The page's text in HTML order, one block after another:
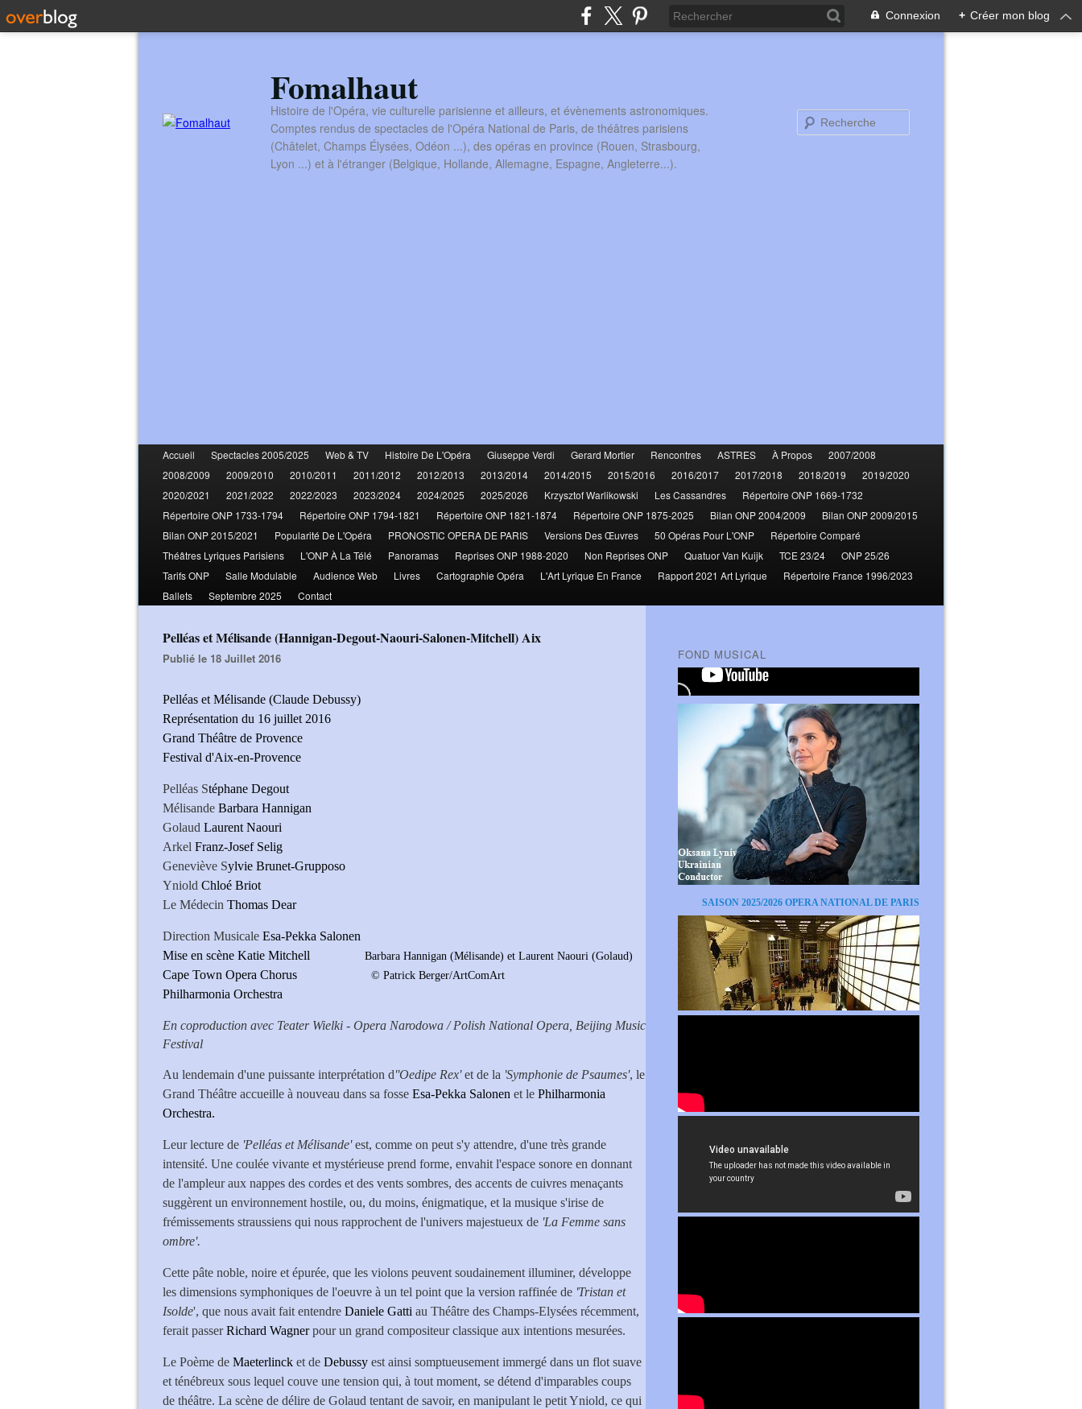
Connexion + Créer mon blog
Fomalhaut
Histoire de l'Opéra, vie culturelle parisienne et ailleurs, et évènements astronomiques.
Comptes rendus de spectacles de l'Opéra National de Paris, de théâtres parisiens
(Châtelet, Champs Élysées, Odéon ...), des opéras en province (Rouen, Strasbourg,
Lyon ...) et à l'étranger (Belgique, Hollande, Allemagne, Espagne, Angleterre...).
Accueil Spectacles 2005/2025 Web & TV Histoire De L'Opéra Giuseppe Verdi Gerard Mortier Rencontres ASTRES À Propos
2007/2008
2008/2009
2009/2010 2010/2011 2011/2012 2012/2013 2013/2014 2014/2015 2015/2016 2016/2017 2017/2018 2018/2019
2019/2020
2020/2021
2021/2022 2022/2023 2023/2024 2024/2025 2025/2026 Krzysztof Warlikowski Les Cassandres
Répertoire ONP 1669-1732
Répertoire ONP 1733-1794
Répertoire ONP 1794-1821 Répertoire ONP 1821-1874 Répertoire ONP 1875-2025 Bilan ONP 2004/2009
Bilan ONP 2009/2015
Bilan ONP 2015/2021
Popularité De L'Opéra PRONOSTIC OPERA DE PARIS Versions Des Œuvres 50 Opéras Pour L'ONP
Répertoire Comparé
Théâtres Lyriques Parisiens
L'ONP À La Télé Panoramas Reprises ONP 1988-2020 Non Reprises ONP Quatuor Van Kuijk TCE 23/24
ONP 25/26
Tarifs ONP
Salle Modulable Audience Web Livres Cartographie Opéra L'Art Lyrique En France Rapport 2021 Art Lyrique
Répertoire France 1996/2023
Ballets
Septembre 2025 Contact
Pelléas et Mélisande (Hannigan-Degout-Naouri-Salonen-Mitchell) Aix
Publié le 18 Juillet 2016
Pelléas et Mélisande (Claude Debussy)
Représentation du 16 juillet 2016
Grand Théâtre de Provence
Festival d'Aix-en-Provence
Pelléas Stéphane Degout
Mélisande Barbara Hannigan
Golaud Laurent Naouri
Arkel Franz-Josef Selig
Geneviève Sylvie Brunet-Grupposo
Yniold Chloé Briot
Le Médecin Thomas Dear
Direction Musicale Esa-Pekka Salonen
Mise en scène Katie Mitchell Barbara Hannigan (Mélisande) et Laurent Naouri (Golaud)
Cape Town Opera Chorus © Patrick Berger/ArtComArt
Philharmonia Orchestra
En coproduction avec Teater Wielki - Opera Narodowa / Polish National Opera, Beijing Music
Festival
Au lendemain d'une puissante interprétation d''Oedipe Rex'et de la 'Symphonie de Psaumes', le
Grand Théâtre accueille à nouveau dans sa fosse Esa-Pekka Salonen et le Philharmonia
Orchestra.
Leur lecture de 'Pelléas et Mélisande'est, comme on peut s'y attendre, d'une très grande
intensité. Une coulée vivante et mystérieuse prend forme, envahit l'espace sonore en donnant
de l'ampleur aux nappes des cordes et des vents sombres, des accents de cuivres menaçants
suggèrent un environnement hostile, ou, du moins, énigmatique, et la musique s'irise de
frémissements straussiens qui nous rapprochent de l'univers majestueux de 'La Femme sans
ombre'.
Cette pâte noble, noire et épurée, que les violons peuvent soudainement illuminer, développe
les dimensions symphoniques de l'oeuvre à un tel point que la version raffinée de 'Tristan et
Isolde', que nous avait fait entendre Daniele Gatti au Théâtre des Champs-Elysées récemment,
ferait passerRichard Wagnerpour un grand compositeur classique aux intentions mesurées.
Le Poème de Maeterlinck et de Debussy est ainsi somptueusement immergé dans un flot suave
et ténébreux sous lequel couve une tension qui, à tout moment, se détend d'imparables coups
de théâtre. La scène de délire de Golaud tentant de savoir, en manipulant le petit Yniold, ce qui
FOND MUSICAL
SAISON 2025/2026 OPERA NATIONAL DE PARIS